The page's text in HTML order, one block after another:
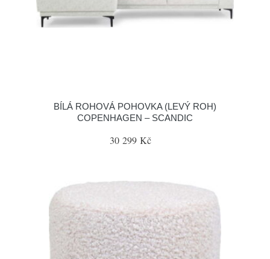
BÍLÁ ROHOVÁ POHOVKA (LEVÝ ROH)
COPENHAGEN – SCANDIC
30 299 Kč